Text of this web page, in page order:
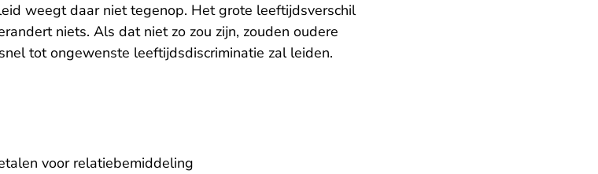
weegt daar niet tegenop. Het grote leeftijdsverschil
niets. Als dat niet zo zou zijn, zouden oudere
tot ongewenste leeftijdsdiscriminatie zal leiden.
voor relatiebemiddeling